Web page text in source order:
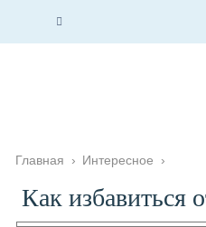
Главная › Интересное ›
Как избавиться